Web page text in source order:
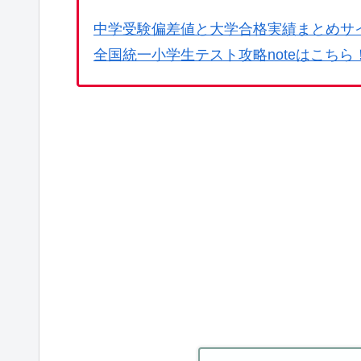
中学受験偏差値と大学合格実績まとめサ
全国統一小学生テスト攻略noteはこちら